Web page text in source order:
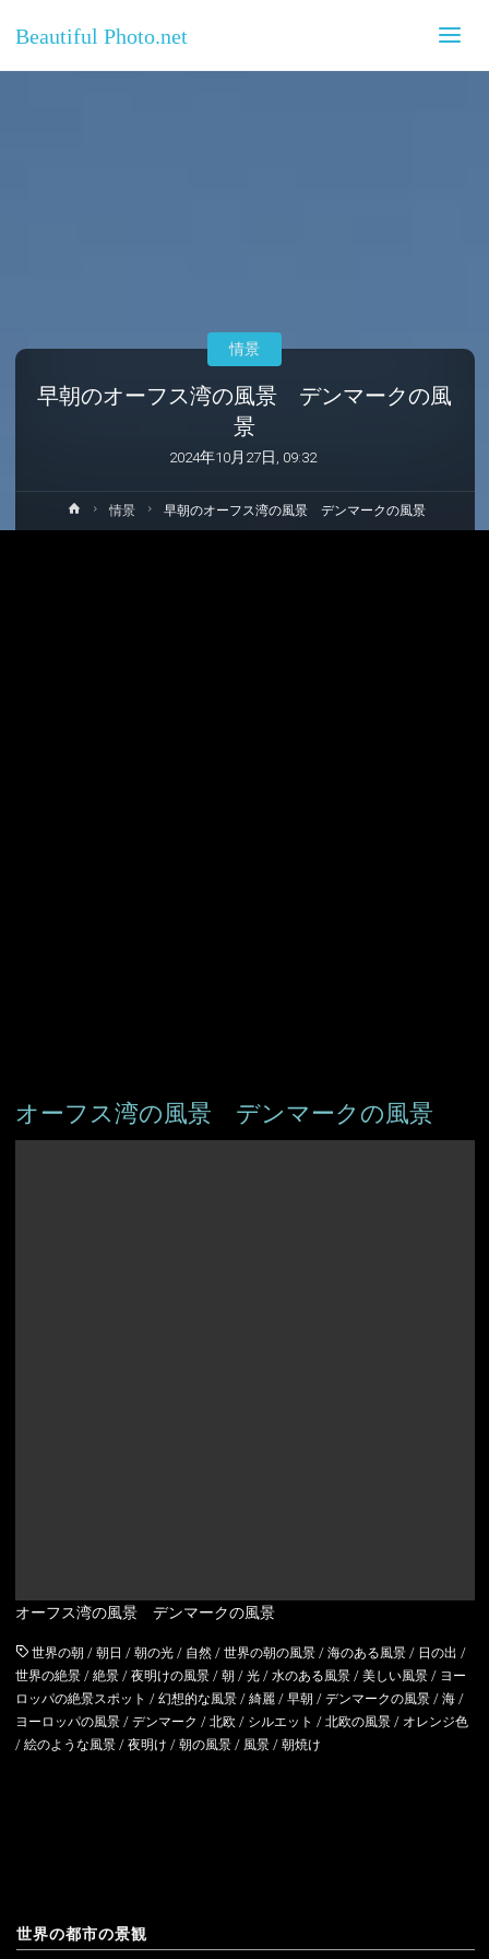
Beautiful Photo.net
早朝のオーフス湾の風景 デンマークの風
景
2024年10月27日, 09:32
情景
ホ
ー
情景 早朝のオーフス湾の風景 デンマークの風景
オーフス湾の風景 デンマークの風景
オーフス湾の風景 デンマークの風景
世界の朝 / 朝日 / 朝の光/ 自然/ 世界の朝の風景/ 海のある風景/ 日の出 /
世界の絶景/ 絶景/ 夜明けの風景/ 朝 / 光/ 水のある風景/ 美しい風景/ ヨー
ロッパの絶景スポット / 幻想的な風景/ 綺麗/ 早朝 / デンマークの風景/ 海/
ヨーロッパの風景/ デンマーク / 北欧 / シルエット / 北欧の風景/ オレンジ色
/ 絵のような風景/ 夜明け / 朝の風景/ 風景/ 朝焼け
世界の都市の景観
イタリア
ウクライナ
エストニア
ギリシャ